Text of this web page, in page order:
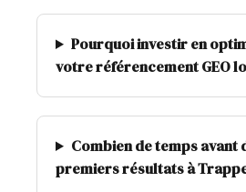
Pourquoi investir en
votre référencement GEO
Combien de temps avant
premiers résultats à